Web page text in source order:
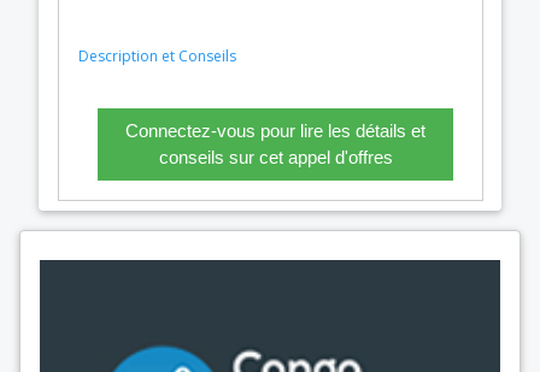
Description et Conseils
Connectez-vous pour lire les détails et
conseils sur cet appel d'offres